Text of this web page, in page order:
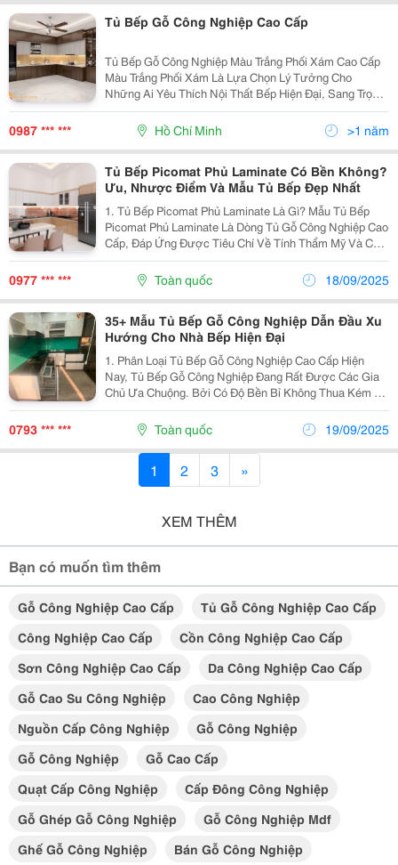
Tủ Bếp Gỗ Công Nghiệp Cao Cấp
Tủ Bếp Gỗ Công Nghiệp Màu Trắng Phối Xám Cao Cấp
Màu Trắng Phối Xám Là Lựa Chọn Lý Tưởng Cho
Những Ai Yêu Thích Nội Thất Bếp Hiện Đại, Sang Trọng.
Thiết Kế Chữ L Thông Minh Giúp Tối Ưu Không Gian Và
Tăng Tính Tiện Nghi. Chất Liệu Tủ Bếp Mdf Lõi...
0987 *** *** Hồ Chí Minh >1 năm
Tủ Bếp Picomat Phủ Laminate Có Bền Không?
Ưu, Nhược Điểm Và Mẫu Tủ Bếp Đẹp Nhất
1. Tủ Bếp Picomat Phủ Laminate Là Gì? Mẫu Tủ Bếp
Picomat Phủ Laminate Là Dòng Tủ Gỗ Công Nghiệp Cao
Cấp, Đáp Ứng Được Tiêu Chí Về Tính Thẩm Mỹ Và Chất
Lượng. Nhựa Picomat Được Biết Đến Là Vật Liệu Sử
Dụng Trong Ngành Công Nghiệp, Đặc Biệt Là...
0977 *** *** Toàn quốc 18/09/2025
35+ Mẫu Tủ Bếp Gỗ Công Nghiệp Dẫn Đầu Xu
Hướng Cho Nhà Bếp Hiện Đại
1. Phân Loại Tủ Bếp Gỗ Công Nghiệp Cao Cấp Hiện
Nay, Tủ Bếp Gỗ Công Nghiệp Đang Rất Được Các Gia
Chủ Ưa Chuộng. Bởi Có Độ Bền Bỉ Không Thua Kém Gì
So Với Gỗ Tự Nhiên. Về Chất Liệu Sử Dụng, Không
Phải Từ Gỗ Nguyên Khối Mà Là Ván Ép Chất Lượng, Có
0793 *** *** Toàn quốc 19/09/2025
1 2 3 »
XEM THÊM
Bạn có muốn tìm thêm
Gỗ Công Nghiệp Cao Cấp
Tủ Gỗ Công Nghiệp Cao Cấp
Công Nghiệp Cao Cấp
Cồn Công Nghiệp Cao Cấp
Sơn Công Nghiệp Cao Cấp
Da Công Nghiệp Cao Cấp
Gỗ Cao Su Công Nghiệp
Cao Công Nghiệp
Nguồn Cấp Công Nghiệp
Gỗ Công Nghiệp
Gỗ Công Nghiệp
Gỗ Cao Cấp
Quạt Cấp Công Nghiệp
Cấp Đông Công Nghiệp
Gỗ Ghép Gỗ Công Nghiệp
Gỗ Công Nghiệp Mdf
Ghế Gỗ Công Nghiệp
Bán Gỗ Công Nghiệp